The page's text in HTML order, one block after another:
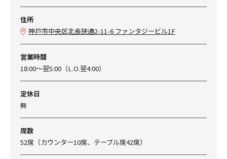
住所
神戸市中央区北長狭通2-11-6 ファンタジービル1F
営業時間
18:00～翌5:00（L.O.翌4:00）
定休日
無
席数
52席（カウンター10席、テーブル席42席）